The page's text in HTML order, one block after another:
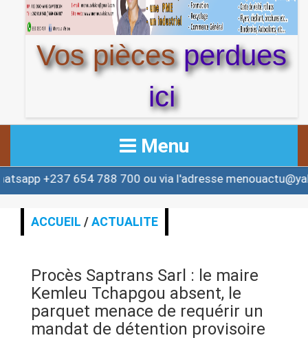
Vos piècesperdues
ici
Menu
ACCUEIL
ACTUALITE
ALERTE
ANNONCE
788 700 ou via l'adresse menouactu@yahoo.com ou
ACCUEIL /ACTUALITE
Procès Saptrans Sarl : le maire
Kemleu Tchapgou absent, le
parquet menace de requérir un
mandat de détention provisoire